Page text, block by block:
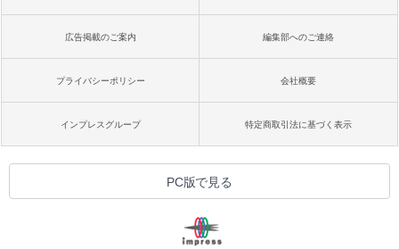
広告掲載のご案内 編集部へのご連絡
プライバシーポリシー 会社概要
インプレスグループ 特定商取引法に基づく表示
PC版で見る